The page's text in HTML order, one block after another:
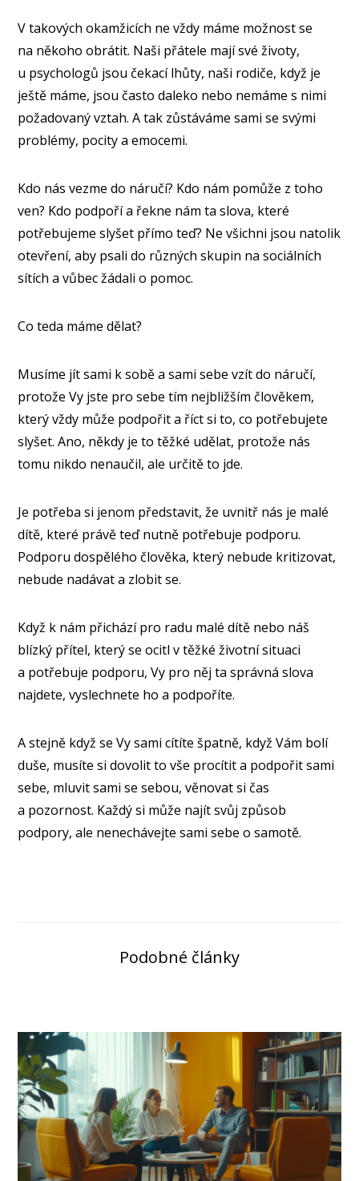
V takových okamžicích ne vždy máme možnost se
na někoho obrátit. Naši přátele mají své životy,
u psychologů jsou čekací lhůty, naši rodiče, když je
ještě máme, jsou často daleko nebo nemáme s nimi
požadovaný vztah. A tak zůstáváme sami se svými
problémy, pocity a emocemi.
Kdo nás vezme do náručí? Kdo nám pomůže z toho
ven? Kdo podpoří a řekne nám ta slova, které
potřebujeme slyšet přímo teď? Ne všichni jsou natolik
otevření, aby psali do různých skupin na sociálních
sítích a vůbec žádali o pomoc.
Co teda máme dělat?
Musíme jít sami k sobě a sami sebe vzít do náručí,
protože Vy jste pro sebe tím nejbližším člověkem,
který vždy může podpořit a říct si to, co potřebujete
slyšet. Ano, někdy je to těžké udělat, protože nás
tomu nikdo nenaučil, ale určitě to jde.
Je potřeba si jenom představit, že uvnitř nás je malé
dítě, které právě teď nutně potřebuje podporu.
Podporu dospělého člověka, který nebude kritizovat,
nebude nadávat a zlobit se.
Když k nám přichází pro radu malé dítě nebo náš
blízký přítel, který se ocitl v těžké životní situaci
a potřebuje podporu, Vy pro něj ta správná slova
najdete, vyslechnete ho a podpoříte.
A stejně když se Vy sami cítíte špatně, když Vám bolí
duše, musíte si dovolit to vše procítit a podpořit sami
sebe, mluvit sami se sebou, věnovat si čas
a pozornost. Každý si může najít svůj způsob
podpory, ale nenechávejte sami sebe o samotě.
Podobné články